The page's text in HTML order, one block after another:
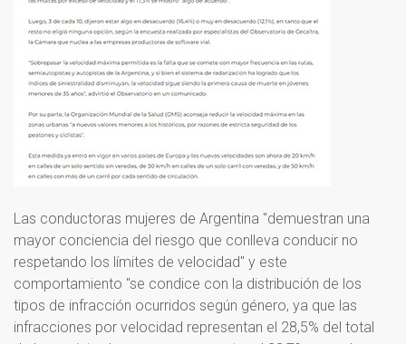
Las conductoras mujeres de Argentina "demuestran una
mayor conciencia del riesgo que conlleva conducir no
respetando los límites de velocidad" y este
comportamiento "se condice con la distribución de los
tipos de infracción ocurridos según género, ya que las
infracciones por velocidad representan el 28,5% del total